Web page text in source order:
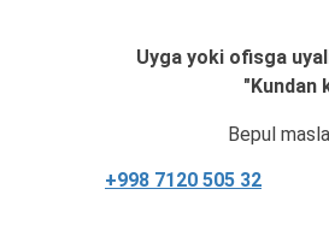
Uyga yoki ofisga
"Kundan
Bepul
+998 7120 505 32